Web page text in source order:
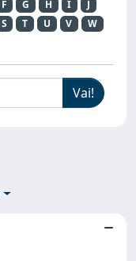
F G H I
J
S T U V
W